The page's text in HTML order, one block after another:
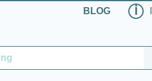
BLOG ℹ